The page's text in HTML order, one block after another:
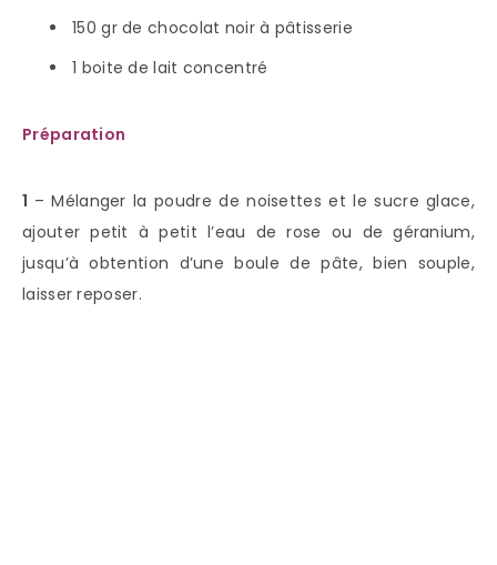
150 gr de chocolat noir à pâtisserie
1 boite de lait concentré
Préparation
1 – Mélanger la poudre de noisettes et le sucre glace,
ajouter petit à petit l’eau de rose ou de géranium,
jusqu’à obtention d’une boule de pâte, bien souple,
laisser reposer.